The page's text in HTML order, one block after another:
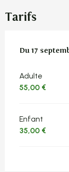
Tarifs
Du 17
Du 17
Adulte
55,00 €
Enfant
35,00 €